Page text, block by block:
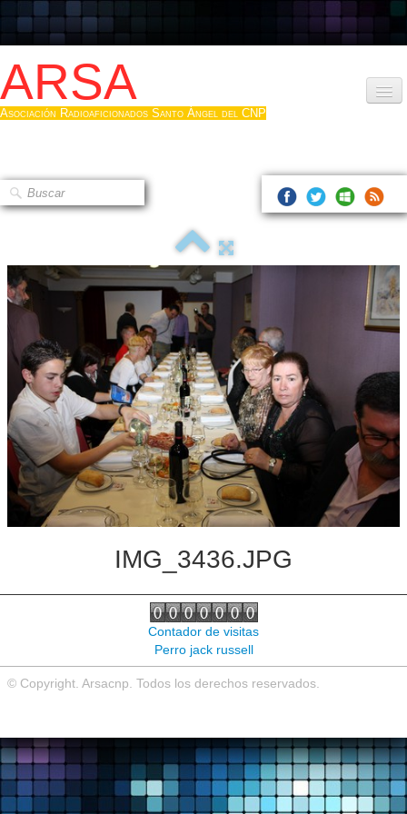
ARSA
Asociación Radioaficionados Santo Ángel del CNP
Que es la ARSA
Hacerse socio
Log diploma en Pdf
Fotos ▼
Sistemas Digitales
Noticias de interés
Contacto
IMG_3436.JPG
Contador de visitas
Perro jack russell
© Copyright. Arsacnp. Todos los derechos reservados.